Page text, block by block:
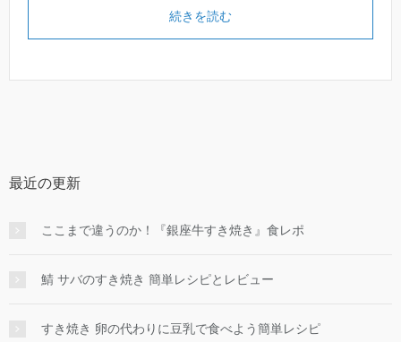
続きを読む
最近の更新
ここまで違うのか！『銀座牛すき焼き』食レポ
鯖 サバのすき焼き 簡単レシピとレビュー
すき焼き 卵の代わりに豆乳で食べよう簡単レシピ